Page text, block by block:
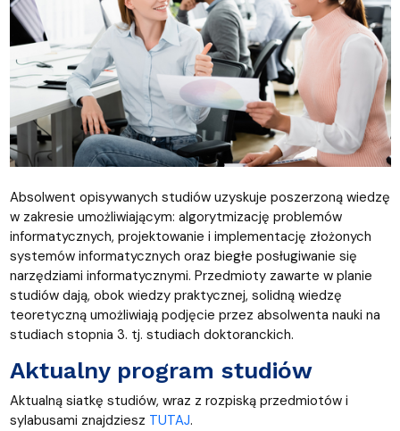
Absolwent opisywanych studiów uzyskuje poszerzoną wiedzę
w zakresie umożliwiającym: algorytmizację problemów
informatycznych, projektowanie i implementację złożonych
systemów informatycznych oraz biegłe posługiwanie się
narzędziami informatycznymi. Przedmioty zawarte w planie
studiów dają, obok wiedzy praktycznej, solidną wiedzę
teoretyczną umożliwiają podjęcie przez absolwenta nauki na
studiach stopnia 3. tj. studiach doktoranckich.
Aktualny program studiów
Aktualną siatkę studiów, wraz z rozpiską przedmiotów i
sylabusami znajdziesz TUTAJ.